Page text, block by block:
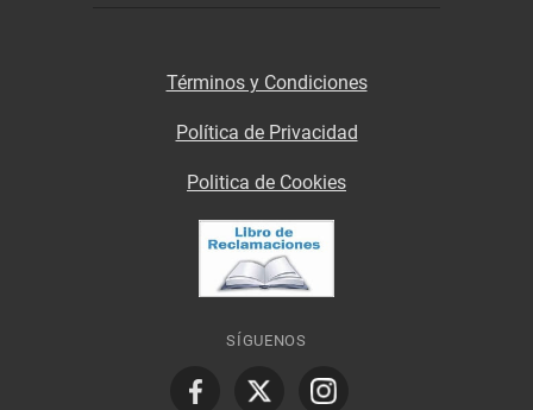
Términos y Condiciones
Política de Privacidad
Politica de Cookies
SÍGUENOS